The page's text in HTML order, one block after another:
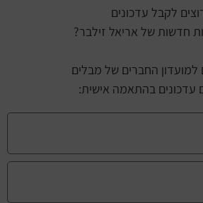
לקבל עדכונים
חדשות של אריאל זילבר?
החברים של מבלים
עדכונים בהתאמה אישית: